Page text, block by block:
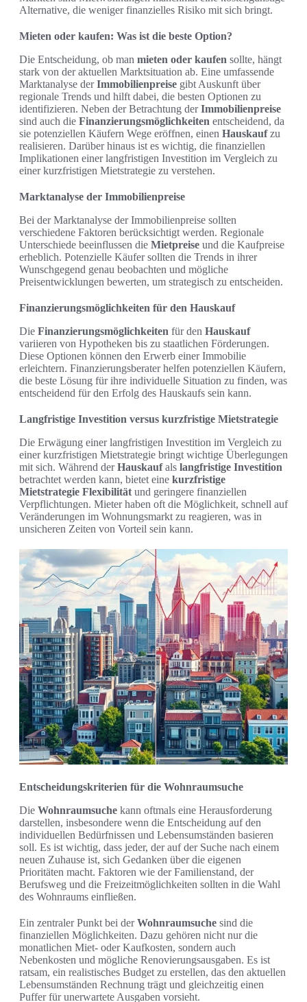
Alternative, die weniger finanzielles Risiko mit sich bringt.
Mieten oder kaufen: Was ist die beste Option?
Die Entscheidung, ob man mieten oder kaufen sollte, hängt
stark von der aktuellen Marktsituation ab. Eine umfassende
Marktanalyse derImmobilienpreise gibt Auskunft über
regionale Trends und hilft dabei, die besten Optionen zu
identifizieren. Neben der Betrachtung derImmobilienpreise
sind auch die Finanzierungsmöglichkeiten entscheidend, da
sie potenziellen Käufern Wege eröffnen, einen Hauskaufzu
realisieren. Darüber hinaus ist es wichtig, die finanziellen
Implikationen einer langfristigen Investition im Vergleich zu
einer kurzfristigen Mietstrategie zu verstehen.
Marktanalyse der Immobilienpreise
Bei der Marktanalyse der Immobilienpreise sollten
verschiedene Faktoren berücksichtigt werden. Regionale
Unterschiede beeinflussen die Mietpreise und die Kaufpreise
erheblich. Potenzielle Käufer sollten die Trends in ihrer
Wunschgegend genau beobachten und mögliche
Preisentwicklungen bewerten, um strategisch zu entscheiden.
Finanzierungsmöglichkeiten für den Hauskauf
Die Finanzierungsmöglichkeiten für den Hauskauf
variieren von Hypotheken bis zu staatlichen Förderungen.
Diese Optionen können den Erwerb einer Immobilie
erleichtern. Finanzierungsberater helfen potenziellen Käufern,
die beste Lösung für ihre individuelle Situation zu finden, was
entscheidend für den Erfolg des Hauskaufs sein kann.
Langfristige Investition versus kurzfristige Mietstrategie
Die Erwägung einer langfristigen Investition im Vergleich zu
einer kurzfristigen Mietstrategie bringt wichtige Überlegungen
mit sich. Während derHauskaufals langfristige Investition
betrachtet werden kann, bietet eine kurzfristige
Mietstrategie Flexibilität und geringere finanziellen
Verpflichtungen. Mieter haben oft die Möglichkeit, schnell auf
Veränderungen im Wohnungsmarkt zu reagieren, was in
unsicheren Zeiten von Vorteil sein kann.
Entscheidungskriterien für die Wohnraumsuche
Die Wohnraumsuche kann oftmals eine Herausforderung
darstellen, insbesondere wenn die Entscheidung auf den
individuellen Bedürfnissen und Lebensumständen basieren
soll. Es ist wichtig, dass jeder, der auf der Suche nach einem
neuen Zuhause ist, sich Gedanken über die eigenen
Prioritäten macht. Faktoren wie der Familienstand, der
Berufsweg und die Freizeitmöglichkeiten sollten in die Wahl
des Wohnraums einfließen.
Ein zentraler Punkt bei derWohnraumsuche sind die
finanziellen Möglichkeiten. Dazu gehören nicht nur die
monatlichen Miet- oder Kaufkosten, sondern auch
Nebenkosten und mögliche Renovierungsausgaben. Es ist
ratsam, ein realistisches Budget zu erstellen, das den aktuellen
Lebensumständen Rechnung trägt und gleichzeitig einen
Puffer für unerwartete Ausgaben vorsieht.